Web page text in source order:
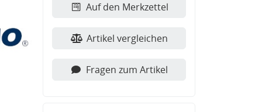
Auf den Merkzettel
Artikel vergleichen
Fragen zum Artikel